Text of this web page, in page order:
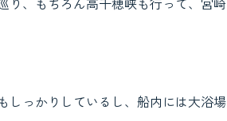
り、もちろん高千穂峡も行って、宮崎
しっかりしているし、船内には大浴場